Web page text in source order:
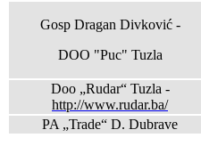
Gosp Dragan Divković -
DOO "Puc" Tuzla
Doo „Rudar“ Tuzla -
http://www.rudar.ba/
PA „Trade“ D. Dubrave